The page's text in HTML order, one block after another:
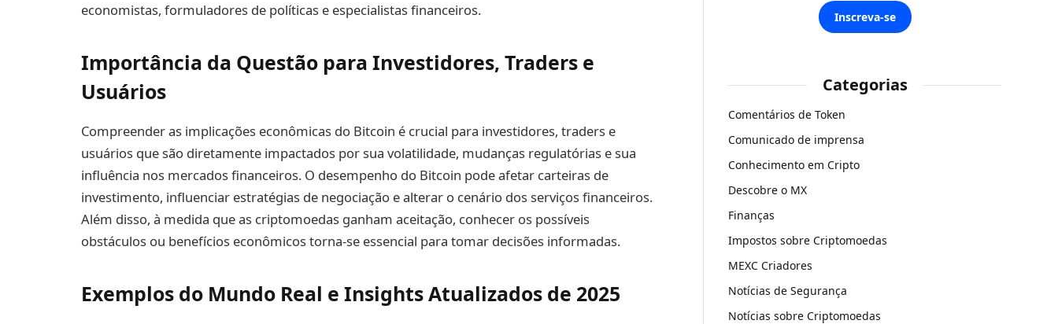
economistas, formuladores de políticas e especialistas financeiros.
Importância da Questão para Investidores, Traders e
Usuários
Compreender as implicações econômicas do Bitcoin é crucial para investidores, traders e
usuários que são diretamente impactados por sua volatilidade, mudanças regulatórias e sua
influência nos mercados financeiros. O desempenho do Bitcoin pode afetar carteiras de
investimento, influenciar estratégias de negociação e alterar o cenário dos serviços financeiros.
Além disso, à medida que as criptomoedas ganham aceitação, conhecer os possíveis
obstáculos ou benefícios econômicos torna-se essencial para tomar decisões informadas.
Exemplos do Mundo Real e Insights Atualizados de 2025
Inscreva-se
Categorias
Comentários de Token
Comunicado de imprensa
Conhecimento em Cripto
Descobre o MX
Finanças
Impostos sobre Criptomoedas
MEXC Criadores
Notícias de Segurança
Notícias sobre Criptomoedas